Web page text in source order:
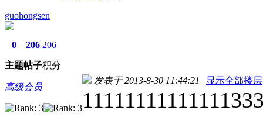
guohongsen
0
主题
206
帖子
206
积分
高级会员
发表于 2013-8-30 11:44:21 | 显示全部楼层